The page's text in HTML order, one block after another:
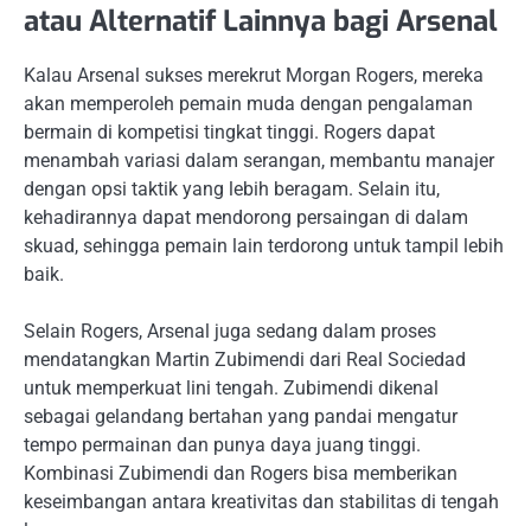
atau Alternatif Lainnya bagi Arsenal
Kalau Arsenal sukses merekrut Morgan Rogers, mereka
akan memperoleh pemain muda dengan pengalaman
bermain di kompetisi tingkat tinggi. Rogers dapat
menambah variasi dalam serangan, membantu manajer
dengan opsi taktik yang lebih beragam. Selain itu,
kehadirannya dapat mendorong persaingan di dalam
skuad, sehingga pemain lain terdorong untuk tampil lebih
baik.
Selain Rogers, Arsenal juga sedang dalam proses
mendatangkan Martin Zubimendi dari Real Sociedad
untuk memperkuat lini tengah. Zubimendi dikenal
sebagai gelandang bertahan yang pandai mengatur
tempo permainan dan punya daya juang tinggi.
Kombinasi Zubimendi dan Rogers bisa memberikan
keseimbangan antara kreativitas dan stabilitas di tengah